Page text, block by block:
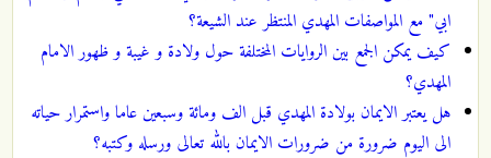
ابي" مع المواصفات المهدي المنتظر عند الشيعة؟
كيف يمكن الجمع بين الروايات المختلفة حول ولادة و غيبة و ظهور الامام
المهدي؟
هل يعتبر الايمان بولادة المهدي قبل الف ومائة وسبعين عاما واستمرار حياته
الى اليوم ضرورة من ضرورات الايمان بالله تعالى ورسله وكتبه؟